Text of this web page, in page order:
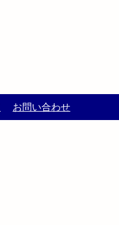
お問い合わせ